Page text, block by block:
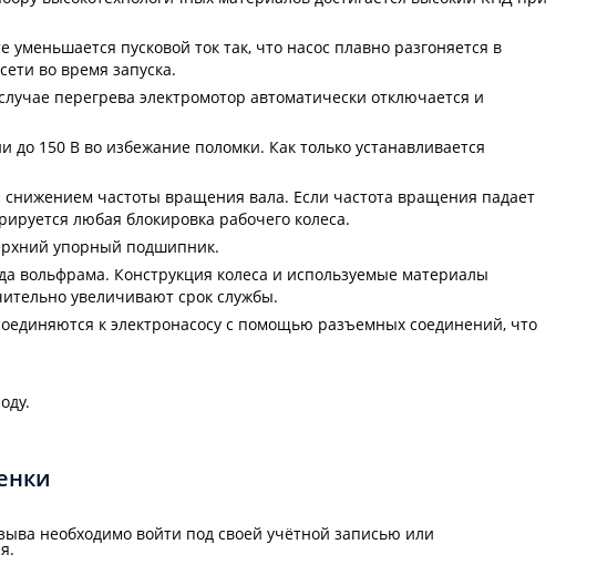
пусковой ток так, что насос плавно разгоняется в
во время запуска.
перегрева электромотор автоматически отключается и
150 В во избежание поломки. Как только устанавливается
частоты вращения вала. Если частота вращения падает
любая блокировка рабочего колеса.
упорный подшипник.
вольфрама. Конструкция колеса и используемые материалы
увеличивают срок службы.
к электронасосу с помощью разъемных соединений, что
необходимо войти под своей учётной записью или